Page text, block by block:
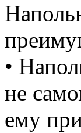
•
не
ему